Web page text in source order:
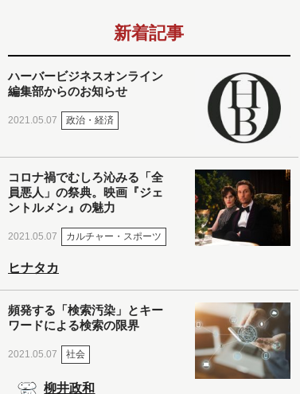
新着記事
ハーバービジネスオンライン
編集部からのお知らせ
2021.05.07 政治・経済
コロナ禍でむしろ沁みる「全
員悪人」の祭典。映画『ジェ
ントルメン』の魅力
2021.05.07 カルチャー・スポーツ
ヒナタカ
頻発する「検索汚染」とキー
ワードによる検索の限界
2021.05.07 社会
柳井政和